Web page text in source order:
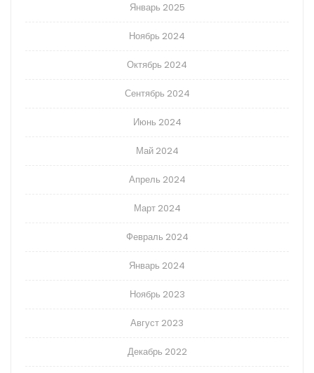
Январь 2025
Ноябрь 2024
Октябрь 2024
Сентябрь 2024
Июнь 2024
Май 2024
Апрель 2024
Март 2024
Февраль 2024
Январь 2024
Ноябрь 2023
Август 2023
Декабрь 2022